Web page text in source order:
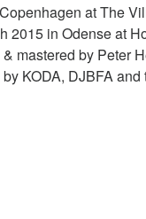
at The
2015 in Odense at
mastered by Peter
KODA, DJBFA